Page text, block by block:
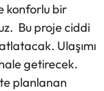
konforlu bir
Bu proje ciddi
Ulaşımı
getirecek.
planlanan